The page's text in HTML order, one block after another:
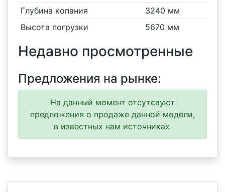
Глубина копания
3240 мм
Высота погрузки
5670 мм
Недавно просмотренные
Предложения на рынке:
На данный момент отсутсвуют
предложения о продаже данной модели,
в известных нам источниках.